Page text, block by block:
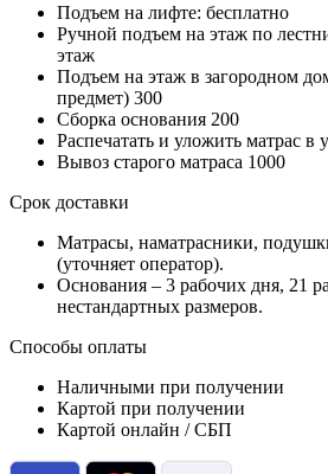
Подъем на лифте: бесплатно
Ручной подъем на этаж по
этаж
Подъем на этаж в загородном
предмет) 300
Сборка основания 200
Распечатать и уложить матрас в
Вывоз старого матраса 1000
Срок доставки
Матрасы, наматрасники,
(уточняет оператор).
Основания – 3 рабочих дня, 21
нестандартных размеров.
Способы оплаты
Наличными при получении
Картой при получении
Картой онлайн / СБП